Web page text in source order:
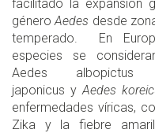
facilitado la expansión
género Aedes desde
temperado. En
especies se
Aedes
japonicus y Aedes
enfermedades víricas,
Zika y la fiebre